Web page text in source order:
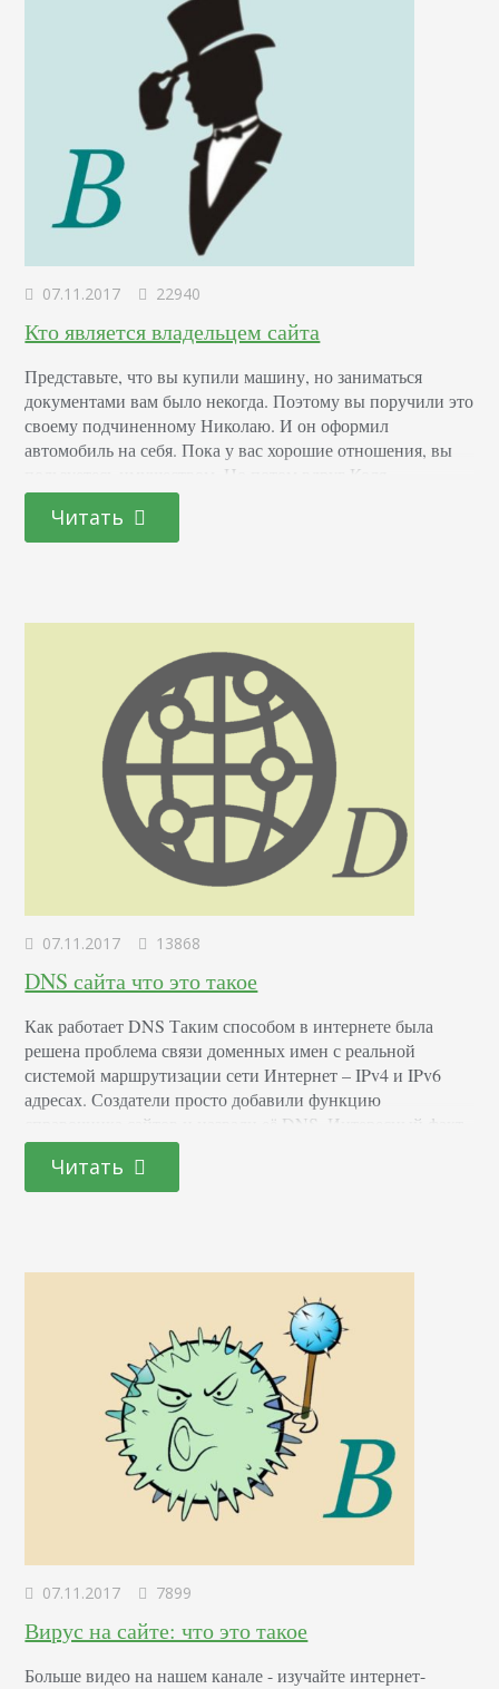
07.11.2017 22940
Кто является владельцем сайта
Представьте, что вы купили машину, но заниматься
документами вам было некогда. Поэтому вы поручили это
своему подчиненному Николаю. И он оформил
автомобиль на себя. Пока у вас хорошие отношения, вы
пользуетесь имуществом. Но потом вдруг Коля
увольняется и уезжает на вашем авто. И по закону оно
принадлежит не вам. Зато если Николай попадет в ДТП,
ответственность ляжет на него. С…
Читать
07.11.2017 13868
DNS сайта что это такое
Как работает DNS Таким способом в интернете была
решена проблема связи доменных имен с реальной
системой маршрутизации сети Интернет – IPv4 и IPv6
адресах. Создатели просто добавили функцию
справочника сайтов и назвали её DNS. Интересный факт
Когда интернет распространялся всего на несколько
компьютеров, а количество сайтов можно было посчитать
вручную, для связи домена и IP компьютера
Читать
07.11.2017 7899
Вирус на сайте: что это такое
Больше видео на нашем канале - изучайте интернет-